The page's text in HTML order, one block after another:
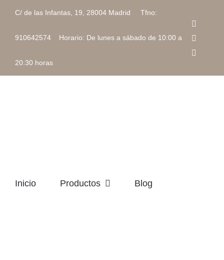
contenido
C/ de las Infantas, 19, 28004 Madrid Tfno:
910642574 Horario: De lunes a sábado de 10:00 a
20:30 horas
Inicio Productos Blog